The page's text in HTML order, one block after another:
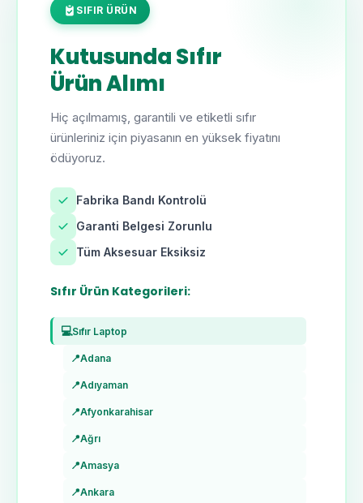
SIFIR ÜRÜN
Kutusunda Sıfır
Ürün Alımı
Hiç açılmamış, garantili ve etiketli sıfır
ürünleriniz için piyasanın en yüksek fiyatını
ödüyoruz.
Fabrika Bandı Kontrolü
Garanti Belgesi Zorunlu
Tüm Aksesuar Eksiksiz
Sıfır Ürün Kategorileri:
💻Sıfır Laptop
📍Adana
📍Adıyaman
📍Afyonkarahisar
📍Ağrı
📍Amasya
📍Ankara